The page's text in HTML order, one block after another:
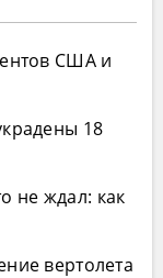
США и
18
не ждал: как
вертолета